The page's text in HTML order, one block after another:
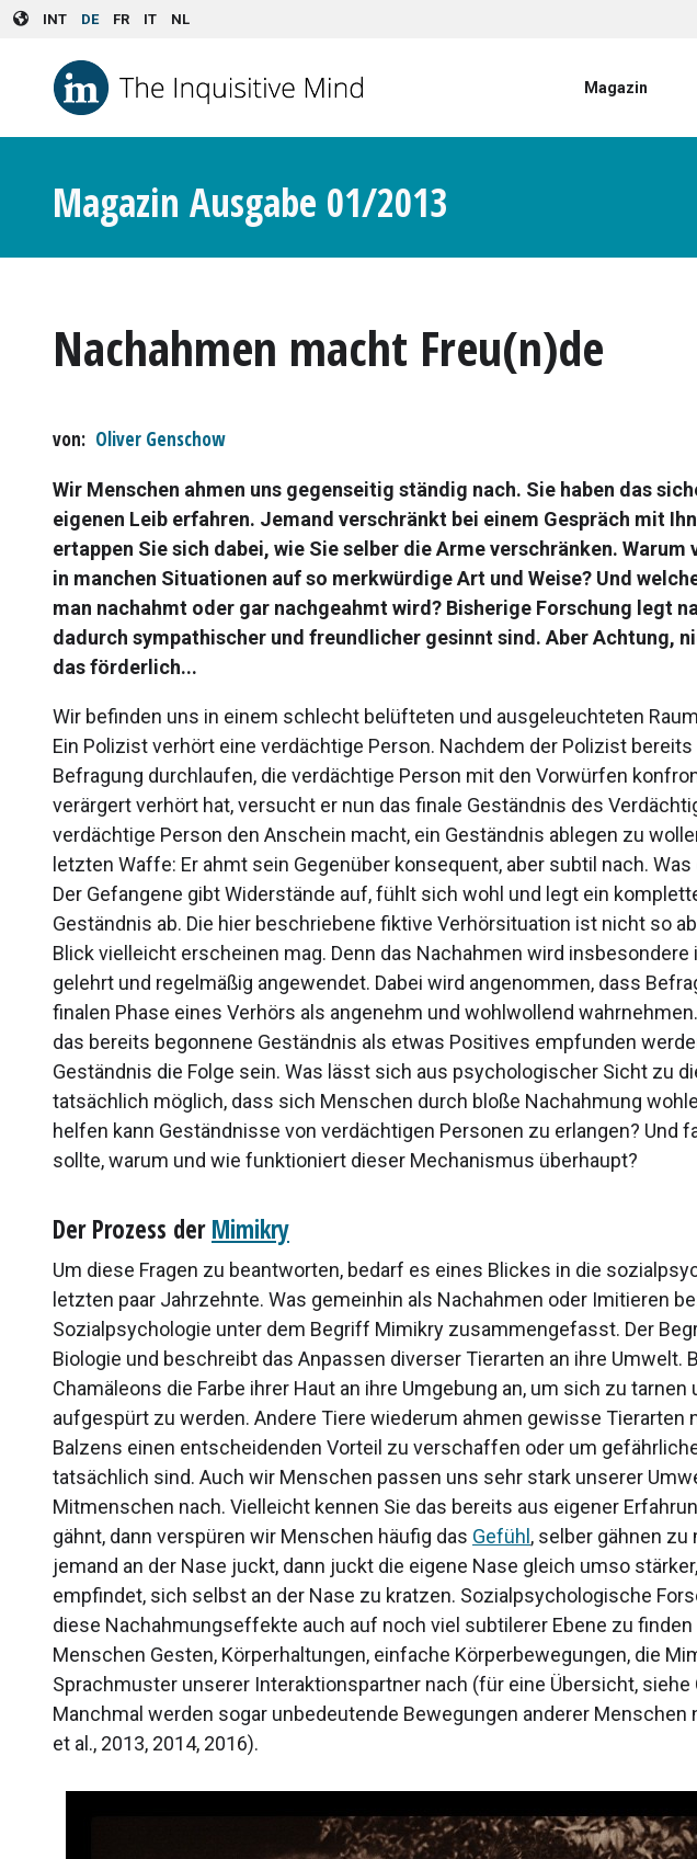
Skip to main content
INT DE FR IT NL
Magazin
Magazin Ausgabe 01/2013
Nachahmen macht Freu(n)de
von Oliver Genschow
Wir Menschen ahmen uns gegenseitig ständig nach. Sie haben das
eigenen Leib erfahren. Jemand verschränkt bei einem Gespräch mit
ertappen Sie sich dabei, wie Sie selber die Arme verschränken. Warum
in manchen Situationen auf so merkwürdige Art und Weise? Und
man nachahmt oder gar nachgeahmt wird? Bisherige Forschung legt
dadurch sympathischer und freundlicher gesinnt sind. Aber Achtung,
das förderlich...
Wir befinden uns in einem schlecht belüfteten und ausgeleuchteten
Ein Polizist verhört eine verdächtige Person. Nachdem der Polizist
Befragung durchlaufen, die verdächtige Person mit den Vorwürfen
verärgert verhört hat, versucht er nun das finale Geständnis des
verdächtige Person den Anschein macht, ein Geständnis ablegen zu
letzten Waffe: Er ahmt sein Gegenüber konsequent, aber subtil nach.
Der Gefangene gibt Widerstände auf, fühlt sich wohl und legt ein
Geständnis ab. Die hier beschriebene fiktive Verhörsituation ist nicht so
Blick vielleicht erscheinen mag. Denn das Nachahmen wird insbesondere
gelehrt und regelmäßig angewendet. Dabei wird angenommen, dass
finalen Phase eines Verhörs als angenehm und wohlwollend
das bereits begonnene Geständnis als etwas Positives empfunden
Geständnis die Folge sein. Was lässt sich aus psychologischer Sicht zu
tatsächlich möglich, dass sich Menschen durch bloße Nachahmung
helfen kann Geständnisse von verdächtigen Personen zu erlangen? Und
sollte, warum und wie funktioniert dieser Mechanismus überhaupt?
Der Prozess derMimikry
Um diese Fragen zu beantworten, bedarf es eines Blickes in die
letzten paar Jahrzehnte. Was gemeinhin als Nachahmen oder Imitieren
Sozialpsychologie unter dem Begriff Mimikry zusammengefasst. Der
Biologie und beschreibt das Anpassen diverser Tierarten an ihre Umwelt.
Chamäleons die Farbe ihrer Haut an ihre Umgebung an, um sich zu
aufgespürt zu werden. Andere Tiere wiederum ahmen gewisse Tierarten
Balzens einen entscheidenden Vorteil zu verschaffen oder um
tatsächlich sind. Auch wir Menschen passen uns sehr stark unserer
Mitmenschen nach. Vielleicht kennen Sie das bereits aus eigener
gähnt, dann verspüren wir Menschen häufig das Gefühl , selber gähnen
jemand an der Nase juckt, dann juckt die eigene Nase gleich umso
empfindet, sich selbst an der Nase zu kratzen. Sozialpsychologische
diese Nachahmungseffekte auch auf noch viel subtilerer Ebene zu
Menschen Gesten, Körperhaltungen, einfache Körperbewegungen, die
Sprachmuster unserer Interaktionspartner nach (für eine Übersicht, siehe
Manchmal werden sogar unbedeutende Bewegungen anderer Menschen
et al., 2013, 2014, 2016).